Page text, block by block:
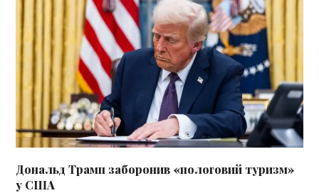
Дональд Трамп заборонив «пологовий туризм»
у США